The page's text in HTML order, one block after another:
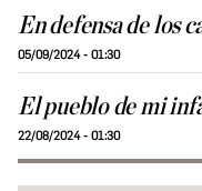
En defensa de los
05/09/2024 - 01:30
El pueblo de mi
22/08/2024 - 01:30